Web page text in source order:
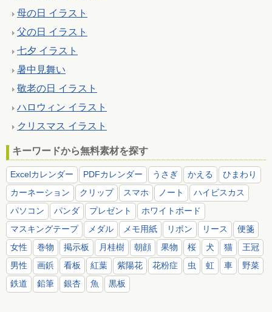
母の日 イラスト
父の日 イラスト
七夕 イラスト
暑中見舞い
敬老の日 イラスト
ハロウィン イラスト
クリスマス イラスト
キーワードから無料素材を探す
Excelカレンダー PDFカレンダー うさぎ かえる
ひまわり
カーネーション
クリップ スマホ ノート
ハイビスカス
パソコン
パンダ プレゼント
ホワイトボード
マスキングテープ
メダル メモ用紙 リボン リース
便箋
女性
巻物 掲示板 月桂樹 朝顔 果物 桜 犬 猫
王冠
男性
画鋲 看板 紅葉 紫陽花 花粉症 虫 虹 車
野菜
鉄道
鉛筆 銀杏 魚 黒板